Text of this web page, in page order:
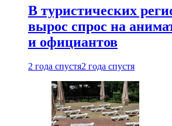
В туристических
вырос спрос на
и официантов
2 года спустя2 года спустя